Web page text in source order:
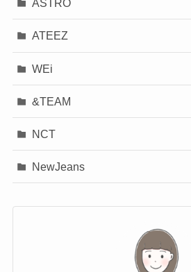
ASTRO
ATEEZ
WEi
&TEAM
NCT
NewJeans